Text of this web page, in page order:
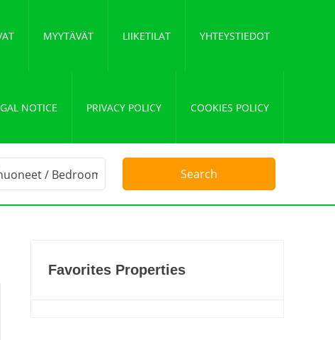
MYYTÄVÄT LIIKETILAT YHTEYSTIEDOT
NOTICE PRIVACY POLICY COOKIES POLICY
Favorites Properties